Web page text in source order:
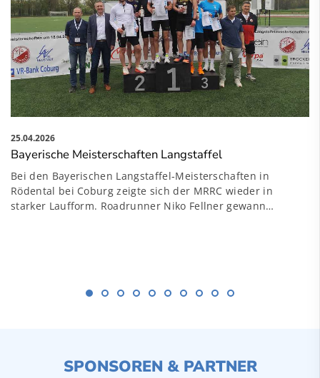
25.04.2026
Bayerische Meisterschaften Langstaffel
Bei den Bayerischen Langstaffel‑Meisterschaften in
Rödental bei Coburg zeigte sich der MRRC wieder in
starker Laufform. Roadrunner Niko Fellner gewann…
SPONSOREN & PARTNER